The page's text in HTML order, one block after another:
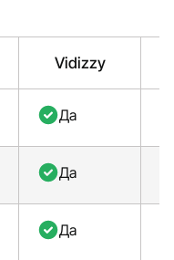
Vidizzy
Да
Да
Да